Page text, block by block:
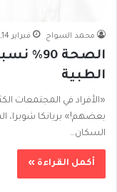
محمد السواح فبراير 14, 2026
الصحة
الطبية
«الأفراد في المجتمعات
بعضهم!» بريانكا شوبرا،
السكان…
أكمل القراءة »